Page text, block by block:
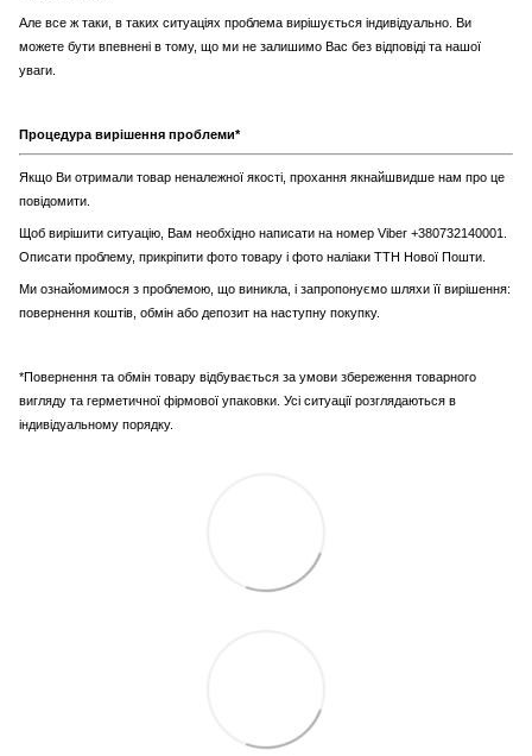
Але все ж таки, в таких ситуаціях проблема вирішується індивідуально. Ви
можете бути впевнені в тому, що ми не залишимо Вас без відповіді та нашої
уваги.
Процедура вирішення проблеми*
Якщо Ви отримали товар неналежної якості, прохання якнайшвидше нам про це
повідомити.
Щоб вирішити ситуацію, Вам необхідно написати на номер Viber +380732140001.
Описати проблему, прикріпити фото товару і фото наліаки ТТН Нової Пошти.
Ми ознайомимося з проблемою, що виникла, і запропонуємо шляхи її вирішення:
повернення коштів, обмін або депозит на наступну покупку.
*Повернення та обмін товару відбувається за умови збереження товарного
вигляду та герметичної фірмової упаковки. Усі ситуації розглядаються в
індивідуальному порядку.